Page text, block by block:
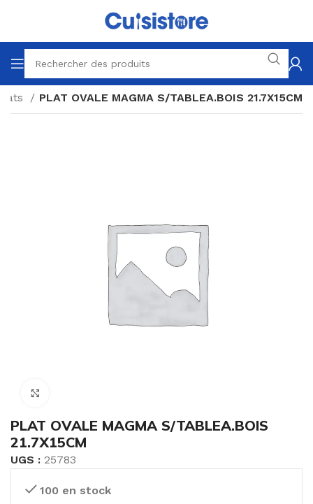
PLAT OVALE MAGMA S/TABLEA.BOIS 21.7X15CM
PLAT OVALE MAGMA S/TABLEA.BOIS
21.7X15CM
UGS : 25783
100 en stock